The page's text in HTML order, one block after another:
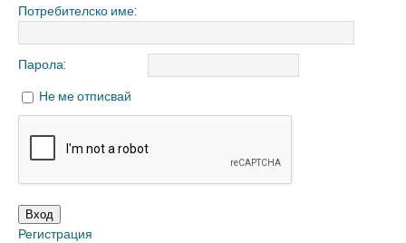
Потребителско име:
Парола:
Не ме отписвай
Вход
Регистрация